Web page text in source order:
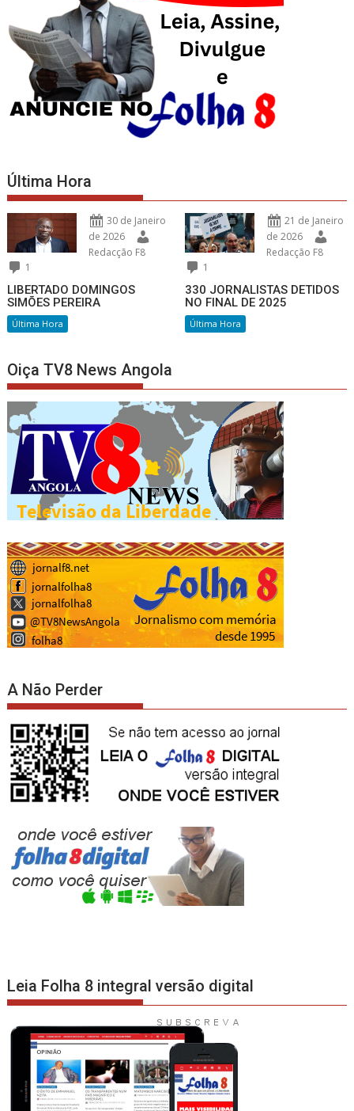
Última Hora
30 de Janeiro
de 2026
Redacção F8
1
LIBERTADO DOMINGOS
SIMÕES PEREIRA
Última Hora
21 de Janeiro
de 2026
Redacção F8
1
330 JORNALISTAS DETIDOS
NO FINAL DE 2025
Última Hora
Oiça TV8 News Angola
A Não Perder
Leia Folha 8 integral versão digital